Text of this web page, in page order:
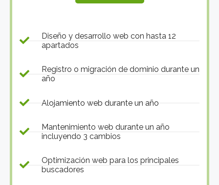
Diseño y desarrollo web con hasta 12
apartados
Registro o migración de dominio durante un
año
Alojamiento web durante un año
Mantenimiento web durante un año
incluyendo 3 cambios
Optimización web para los principales
buscadores